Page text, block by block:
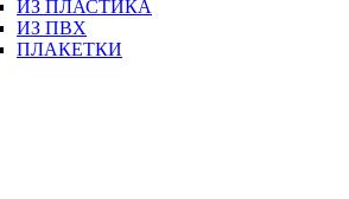
ИЗ ПЛАСТИКА
ИЗ ПВХ
ПЛАКЕТКИ